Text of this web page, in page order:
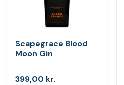
Scapegrace Blood
Moon Gin
399,00 kr.